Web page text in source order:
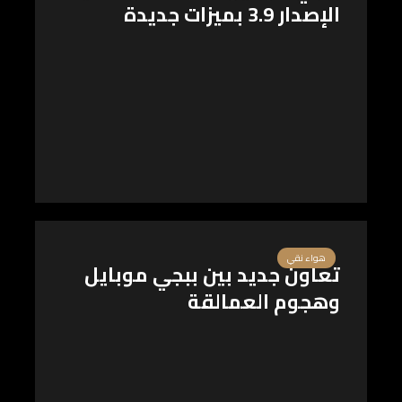
الإصدار 3.9 بميزات جديدة
هواء نقي
تعاون جديد بين ببجي موبايل
وهجوم العمالقة